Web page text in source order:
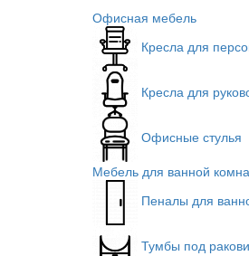
Офисная мебель
Кресла для
Кресла для
Офисные стулья
Мебель для ванной
Пеналы для
Тумбы под